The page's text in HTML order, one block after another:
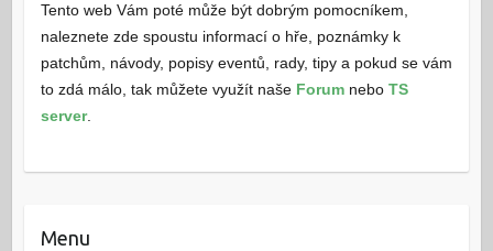
Tento web Vám poté může být dobrým pomocníkem,
naleznete zde spoustu informací o hře, poznámky k
patchům, návody, popisy eventů, rady, tipy a pokud se vám
to zdá málo, tak můžete využít naše Forumnebo TS
server.
Menu